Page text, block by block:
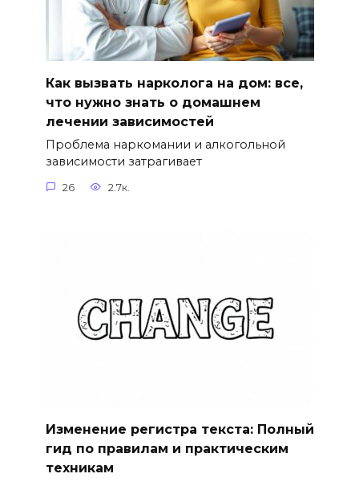
Как вызвать нарколога на дом: все,
что нужно знать о домашнем
лечении зависимостей
Проблема наркомании и алкогольной
зависимости затрагивает
26 2.7к.
Изменение регистра текста: Полный
гид по правилам и практическим
техникам